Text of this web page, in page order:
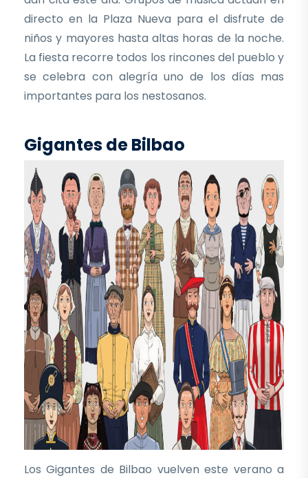
directo en la Plaza Nueva para el disfrute de
niños y mayores hasta altas horas de la noche.
La fiesta recorre todos los rincones del pueblo y
se celebra con alegría uno de los días mas
importantes para los nestosanos.
Gigantes de Bilbao
Los Gigantes de Bilbao vuelven este verano a